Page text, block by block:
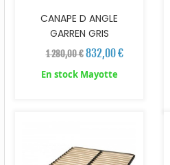
CANAPE D ANGLE
GARREN GRIS
1 280,00 € 832,00 €
En stock Mayotte